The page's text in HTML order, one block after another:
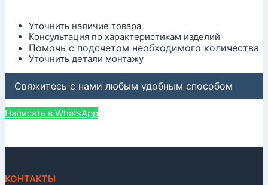
Уточнить наличие товара
Консультация по характеристикам изделий
Помочь с подсчетом необходимого количества
Уточнить детали монтажу
Свяжитесь с нами любым удобным способом
Написать в WhatsApp
КОНТАКТЫ